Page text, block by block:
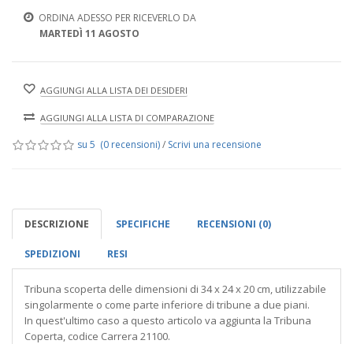
ORDINA ADESSO PER RICEVERLO DA
MARTEDÌ 11 AGOSTO
AGGIUNGI ALLA LISTA DEI DESIDERI
AGGIUNGI ALLA LISTA DI COMPARAZIONE
su 5 (0 recensioni)/ Scrivi una recensione
DESCRIZIONE SPECIFICHE RECENSIONI (0)
SPEDIZIONI RESI
Tribuna scoperta delle dimensioni di 34 x 24 x 20 cm, utilizzabile
singolarmente o come parte inferiore di tribune a due piani.
In quest'ultimo caso a questo articolo va aggiunta la Tribuna
Coperta, codice Carrera 21100.